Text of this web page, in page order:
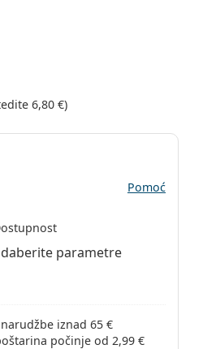
6,80 €)
Pomoć
parametre
iznad 65 €
počinje od 2,99 €